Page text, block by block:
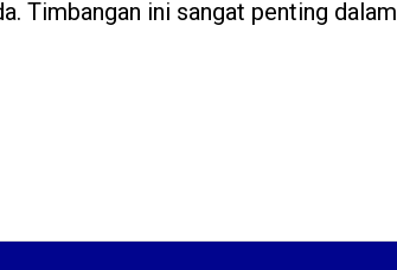
Timbangan ini sangat penting dalam